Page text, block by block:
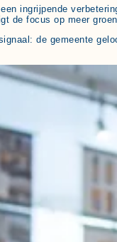
ingrijpende
de focus op meer
de gemeente